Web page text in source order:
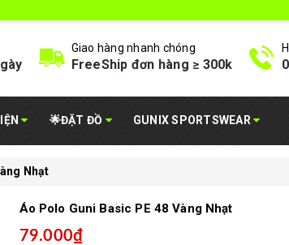
Giao hàng nhanh chóng
FreeShip đơn hàng ≥ 300k
🌟ĐẶT ĐỒ GUNIX SPORTSWEAR
Nhạt
Áo Polo Guni Basic PE 48 Vàng Nhạt
79.000₫